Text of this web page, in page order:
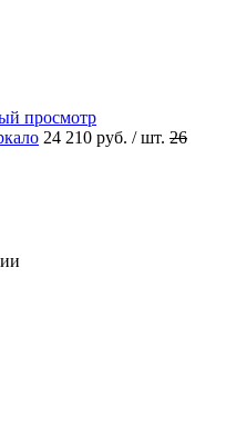
просмотр
24 210 руб. / шт. 26